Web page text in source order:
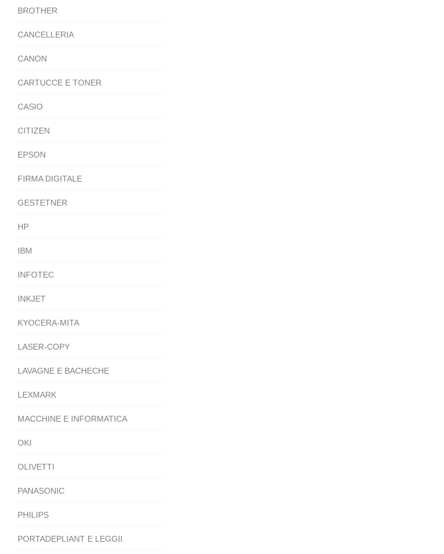
BROTHER
CANCELLERIA
CANON
CARTUCCE E TONER
CASIO
CITIZEN
EPSON
FIRMA DIGITALE
GESTETNER
HP
IBM
INFOTEC
INKJET
KYOCERA-MITA
LASER-COPY
LAVAGNE E BACHECHE
LEXMARK
MACCHINE E INFORMATICA
OKI
OLIVETTI
PANASONIC
PHILIPS
PORTADEPLIANT E LEGGII